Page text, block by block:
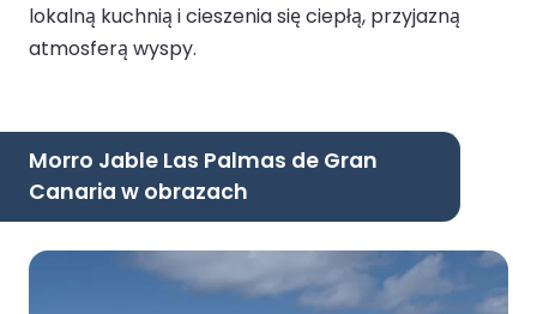
lokalną kuchnią i cieszenia się ciepłą, przyjazną
atmosferą wyspy.
Morro Jable Las Palmas de Gran
Canaria w obrazach